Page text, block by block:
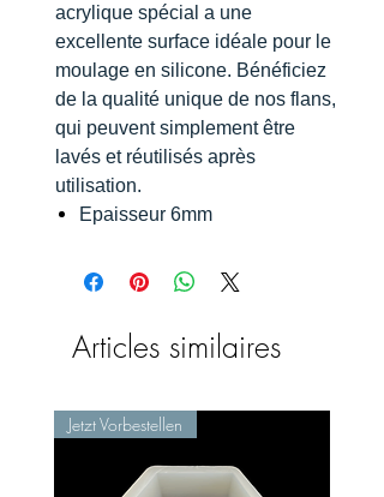
acrylique spécial a une
excellente surface idéale pour le
moulage en silicone. Bénéficiez
de la qualité unique de nos flans,
qui peuvent simplement être
lavés et réutilisés après
utilisation.
Epaisseur 6mm
Articles similaires
Jetzt Vorbestellen